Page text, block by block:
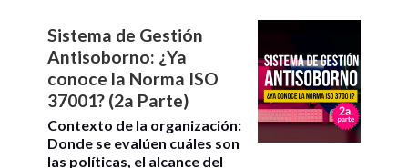
Sistema de Gestión
Antisoborno: ¿Ya
conoce la Norma ISO
37001? (2a Parte)
Contexto de la organización:
Donde se evalúen cuáles son
las políticas, el alcance del